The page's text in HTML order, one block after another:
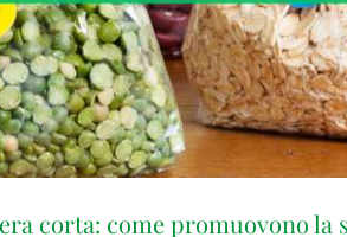
corta: come promuovono la